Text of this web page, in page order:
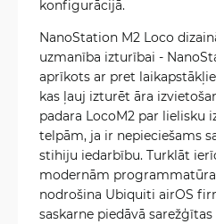
konfigurācijā.
NanoStation M2 Loco
uzmanība izturībai -
aprīkots ar pret
kas ļauj izturēt āra
padara LocoM2 par lielisku
telpām, ja ir nepieciešams
stihiju iedarbību. Turklāt
modernām
nodrošina Ubiquiti airOS
saskarne piedāvā